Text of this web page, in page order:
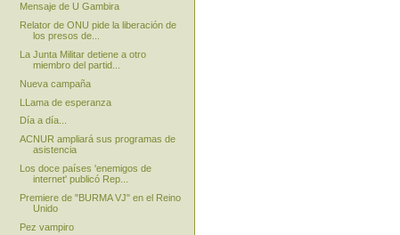
Mensaje de U Gambira
Relator de ONU pide la liberación de
los presos de...
La Junta Militar detiene a otro
miembro del partid...
Nueva campaña
LLama de esperanza
Día a día...
ACNUR ampliará sus programas de
asistencia
Los doce países 'enemigos de
internet' publicó Rep...
Premiere de "BURMA VJ" en el Reino
Unido
Pez vampiro